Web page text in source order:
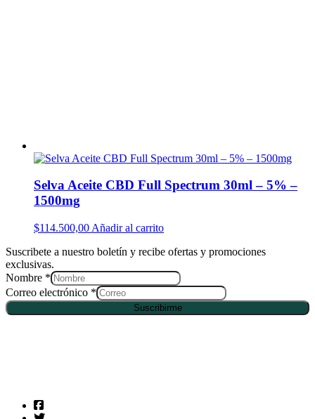
Selva Aceite CBD Full Spectrum 30ml – 5% –
1500mg
$114.500,00 Añadir al carrito
Suscribete a nuestro boletín y recibe ofertas y promociones
exclusivas.
Nombre *
Correo electrónico *
Suscribirme